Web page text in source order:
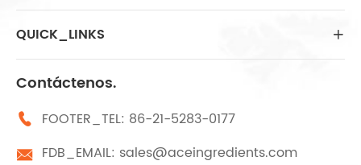
QUICK_LINKS 
Contáctenos.
 FOOTER_TEL: 86-21-5283-0177
 FDB_EMAIL: sales@aceingredients.com